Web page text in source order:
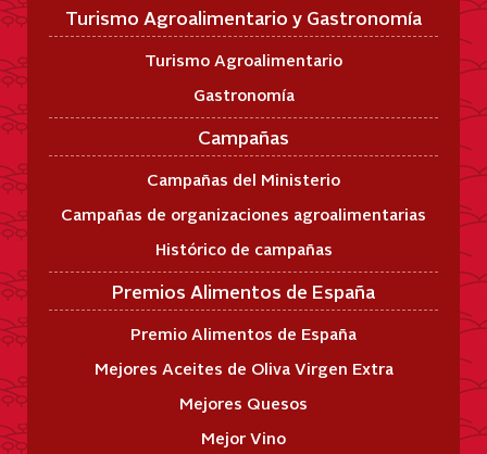
Turismo Agroalimentario y Gastronomía
Turismo Agroalimentario
Gastronomía
Campañas
Campañas del Ministerio
Campañas de organizaciones agroalimentarias
Histórico de campañas
Premios Alimentos de España
Premio Alimentos de España
Mejores Aceites de Oliva Virgen Extra
Mejores Quesos
Mejor Vino